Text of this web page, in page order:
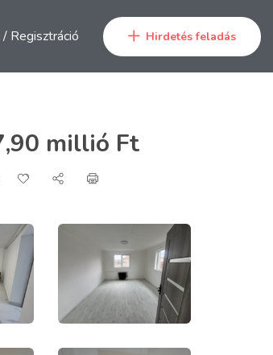
/ Regisztráció Hirdetés feladás
millió Ft